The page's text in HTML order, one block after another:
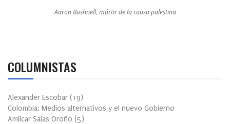
Aaron Bushnell, mártir de la causa palestina
COLUMNISTAS
Alexander Escobar (19)
Colombia: Medios alternativos y el nuevo Gobierno
Amílcar Salas Oroño (5)